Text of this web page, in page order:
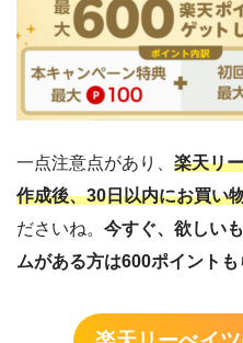
一点注意点があり、 楽天リ
作成後、30日以内にお買い
ださいね。 今すぐ、欲しい
ムがある方は600ポイント